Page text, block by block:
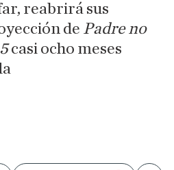
reabrirá sus
de Padre no
casi ocho meses